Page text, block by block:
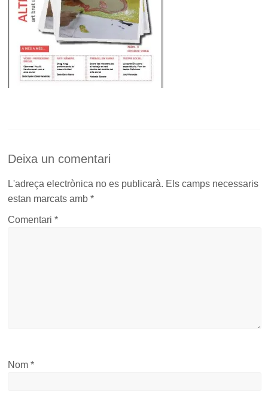
Deixa un comentari
L'adreça electrònica no es publicarà. Els camps necessaris
estan marcats amb*
Comentari*
Nom*